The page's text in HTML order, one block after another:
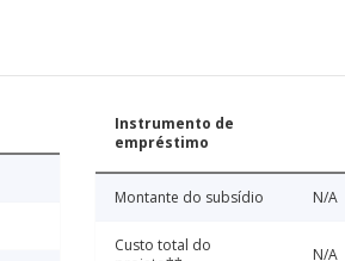
Instrumento de
empréstimo
Montante do subsídio N/A
Custo total do
N/A